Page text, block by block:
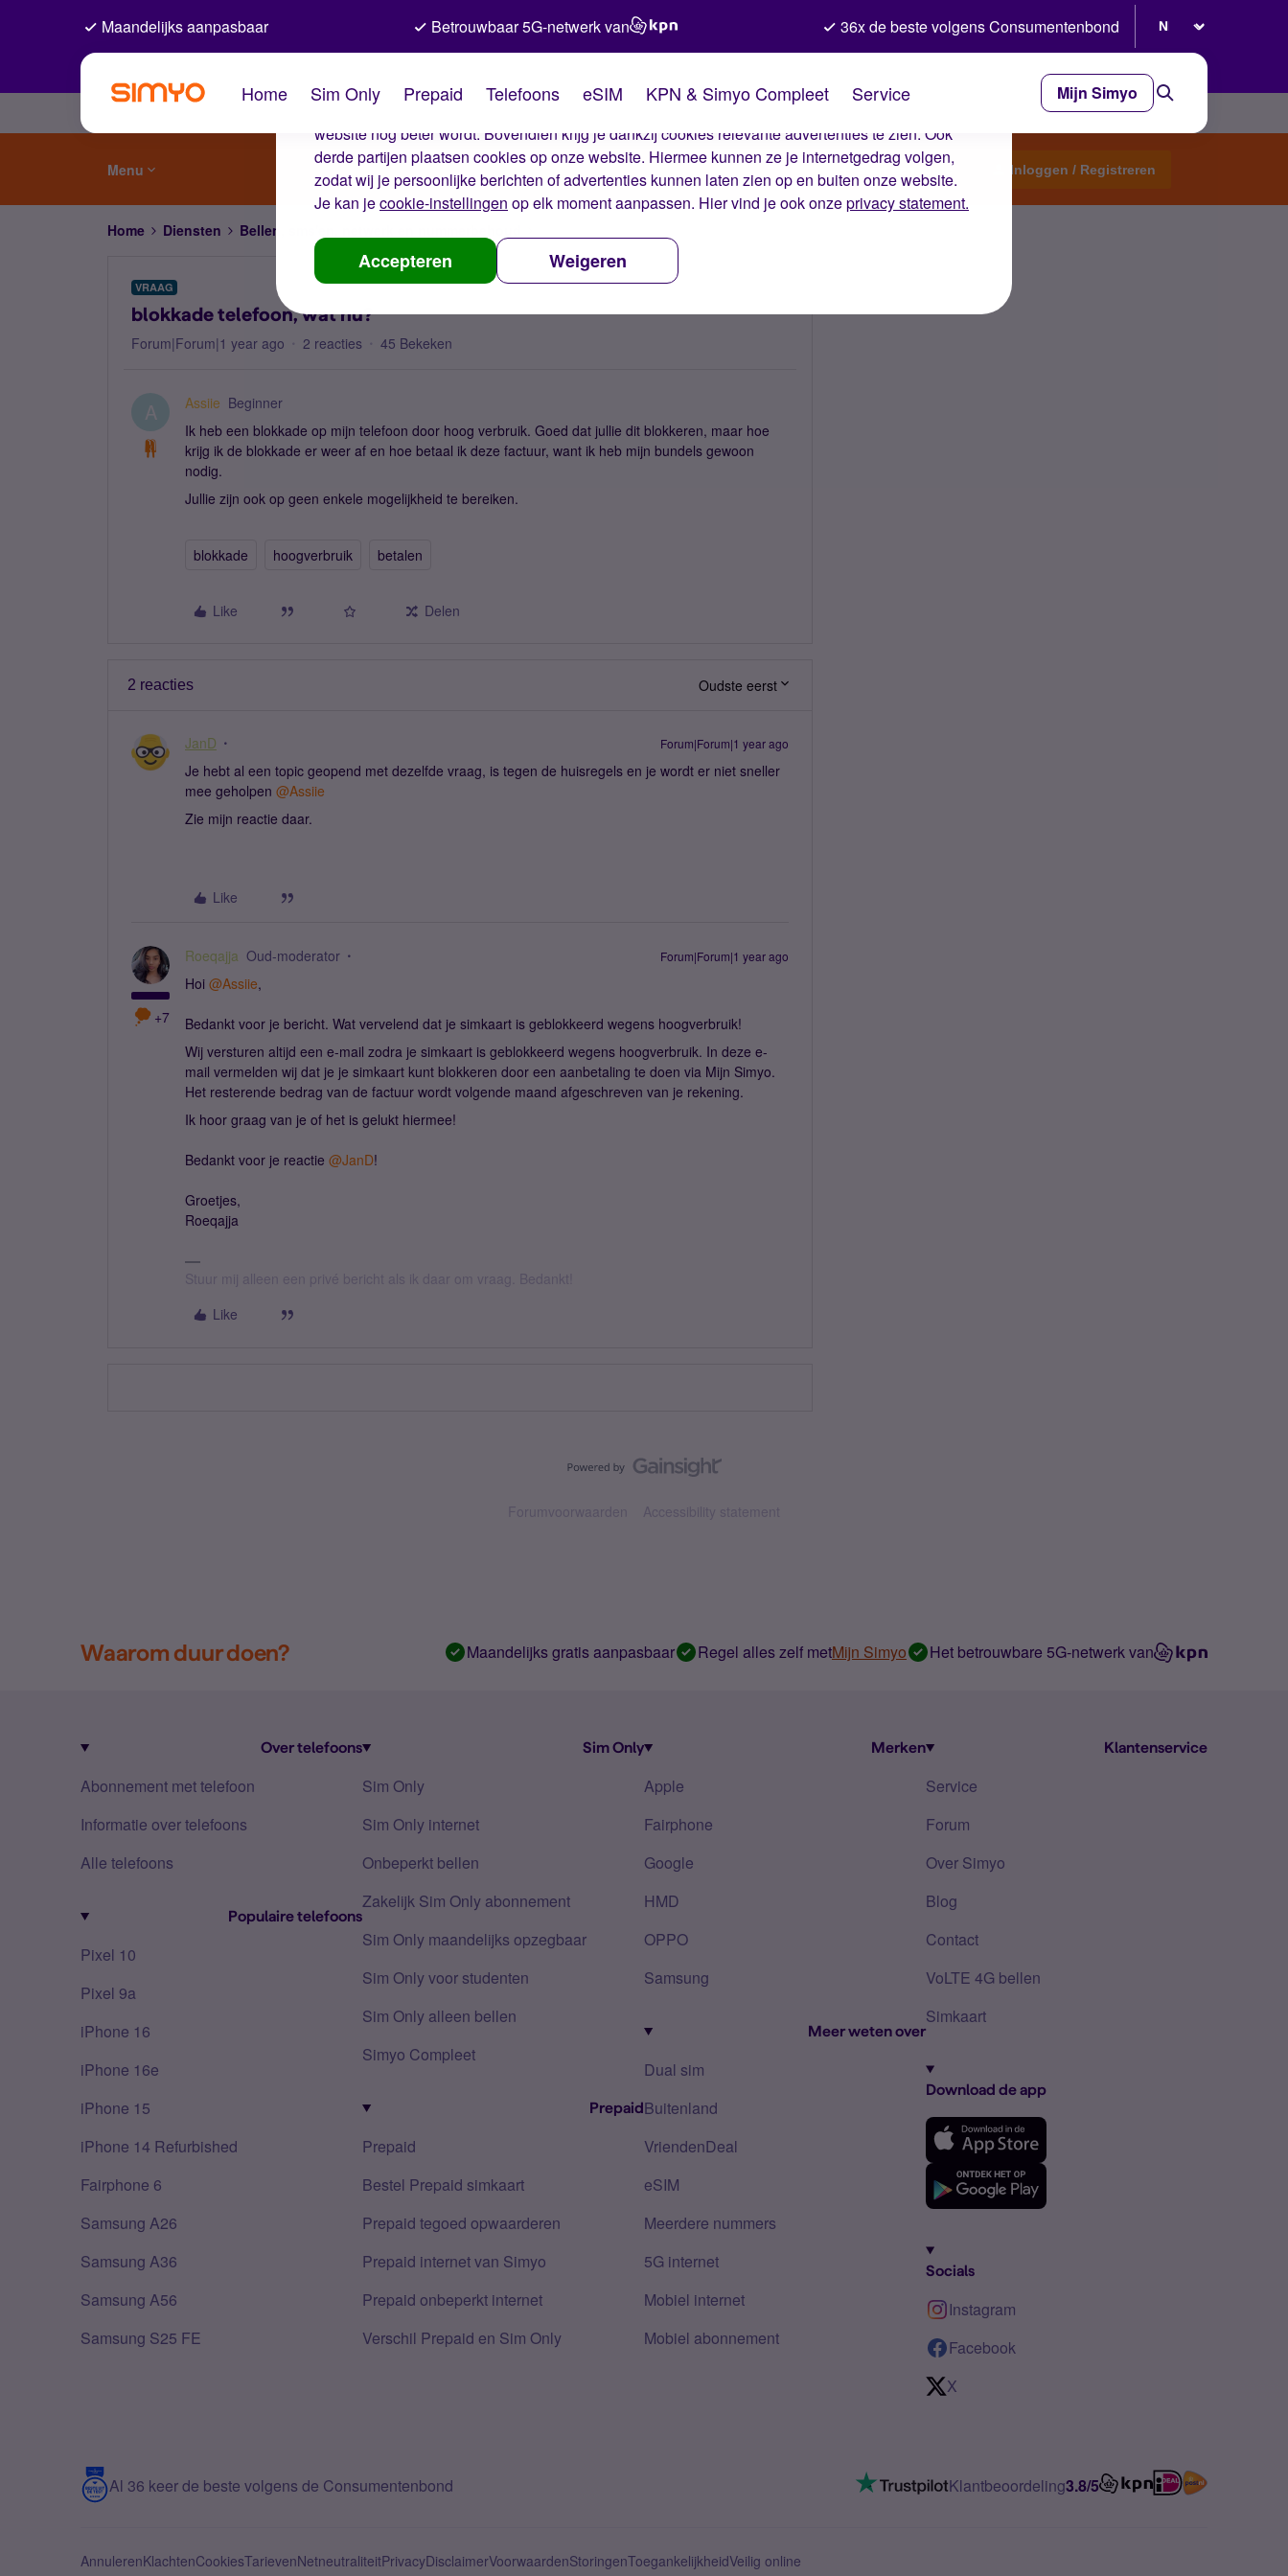
De cookies van Simyo
Wij gebruiken cookies op onze website. Met deze cookies zorgen wij ervoor dat je ervaring op de
website nog beter wordt. Bovendien krijg je dankzij cookies relevante advertenties te zien. Ook
derde partijen plaatsen cookies op onze website. Hiermee kunnen ze je internetgedrag volgen,
zodat wij je persoonlijke berichten of advertenties kunnen laten zien op en buiten onze website.
Je kan jecookie-instellingen op elk moment aanpassen. Hier vind je ook onzeprivacy statement.
Accepteren Weigeren
Maandelijks aanpasbaar Betrouwbaar 5G-netwerk van 36x de beste volgens Consumentenbond
Home Sim Only Prepaid Telefoons eSIM KPN & Simyo Compleet Service Mijn Simyo
Menu Start een topic Inloggen / Registreren
Home Diensten Bellen, sms'en, netwerk en nummerbehoud
VRAAG
blokkade telefoon, wat nu?
Forum|Forum|1 year ago 2 reacties 45 Bekeken
A Assiie Beginner
Ik heb een blokkade op mijn telefoon door hoog verbruik. Goed dat jullie dit blokkeren, maar hoe
krijg ik de blokkade er weer af en hoe betaal ik deze factuur, want ik heb mijn bundels gewoon
nodig.
Jullie zijn ook op geen enkele mogelijkheid te bereiken.
blokkade hoogverbruik betalen
Like Delen
2 reacties Oudste eerst
JanD Forum|Forum|1 year ago
Je hebt al een topic geopend met dezelfde vraag, is tegen de huisregels en je wordt er niet sneller
mee geholpen @Assiie
Zie mijn reactie daar.
Like
+7
Roeqajja Oud-moderator Forum|Forum|1 year ago
Hoi @Assiie,
Bedankt voor je bericht. Wat vervelend dat je simkaart is geblokkeerd wegens hoogverbruik!
Wij versturen altijd een e-mail zodra je simkaart is geblokkeerd wegens hoogverbruik. In deze e-
mail vermelden wij dat je je simkaart kunt blokkeren door een aanbetaling te doen via Mijn Simyo.
Het resterende bedrag van de factuur wordt volgende maand afgeschreven van je rekening.
Ik hoor graag van je of het is gelukt hiermee!
Bedankt voor je reactie @JanD!
Groetjes,
Roeqajja
Stuur mij alleen een privé bericht als ik daar om vraag. Bedankt!
Like
Forumvoorwaarden Accessibility statement
Waarom duur doen? Maandelijks gratis aanpasbaar Regel alles zelf metMijn Simyo Het betrouwbare 5G-netwerk van
Over telefoons
Abonnement met telefoon
Informatie over telefoons
Alle telefoons
Populaire telefoons
Pixel 10
Pixel 9a
iPhone 16
iPhone 16e
iPhone 15
iPhone 14 Refurbished
Fairphone 6
Samsung A26
Samsung A36
Samsung A56
Samsung S25 FE
Sim Only
Sim Only
Sim Only internet
Onbeperkt bellen
Zakelijk Sim Only abonnement
Sim Only maandelijks opzegbaar
Sim Only voor studenten
Sim Only alleen bellen
Simyo Compleet
Prepaid
Prepaid
Bestel Prepaid simkaart
Prepaid tegoed opwaarderen
Prepaid internet van Simyo
Prepaid onbeperkt internet
Verschil Prepaid en Sim Only
Merken
Apple
Fairphone
Google
HMD
OPPO
Samsung
Meer weten over
Dual sim
Buitenland
VriendenDeal
eSIM
Meerdere nummers
5G internet
Mobiel internet
Mobiel abonnement
Klantenservice
Service
Forum
Over Simyo
Blog
Contact
VoLTE 4G bellen
Simkaart
Download de app
Socials
Instagram
Facebook
X
Al 36 keer de beste volgens de Consumentenbond Klantbeoordeling3.8/5
AnnulerenKlachtenCookiesTarievenNetneutraliteitPrivacyDisclaimerVoorwaardenStoringenToegankelijkheidVeilig online